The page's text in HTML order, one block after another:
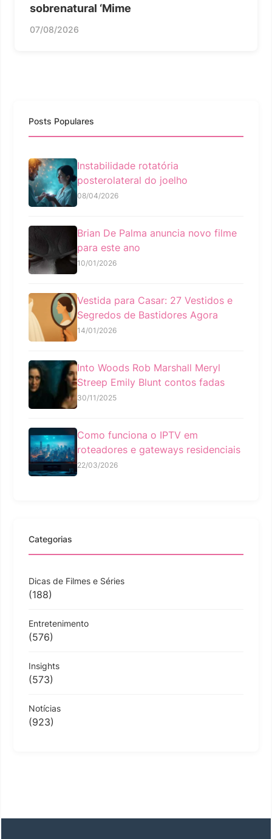
sobrenatural ‘Mime
07/08/2026
Posts Populares
Instabilidade rotatória
posterolateral do joelho
08/04/2026
Brian De Palma anuncia novo filme
para este ano
10/01/2026
Vestida para Casar: 27 Vestidos e
Segredos de Bastidores Agora
14/01/2026
Into Woods Rob Marshall Meryl
Streep Emily Blunt contos fadas
30/11/2025
Como funciona o IPTV em
roteadores e gateways residenciais
22/03/2026
Categorias
Dicas de Filmes e Séries
(188)
Entretenimento
(576)
Insights
(573)
Notícias
(923)